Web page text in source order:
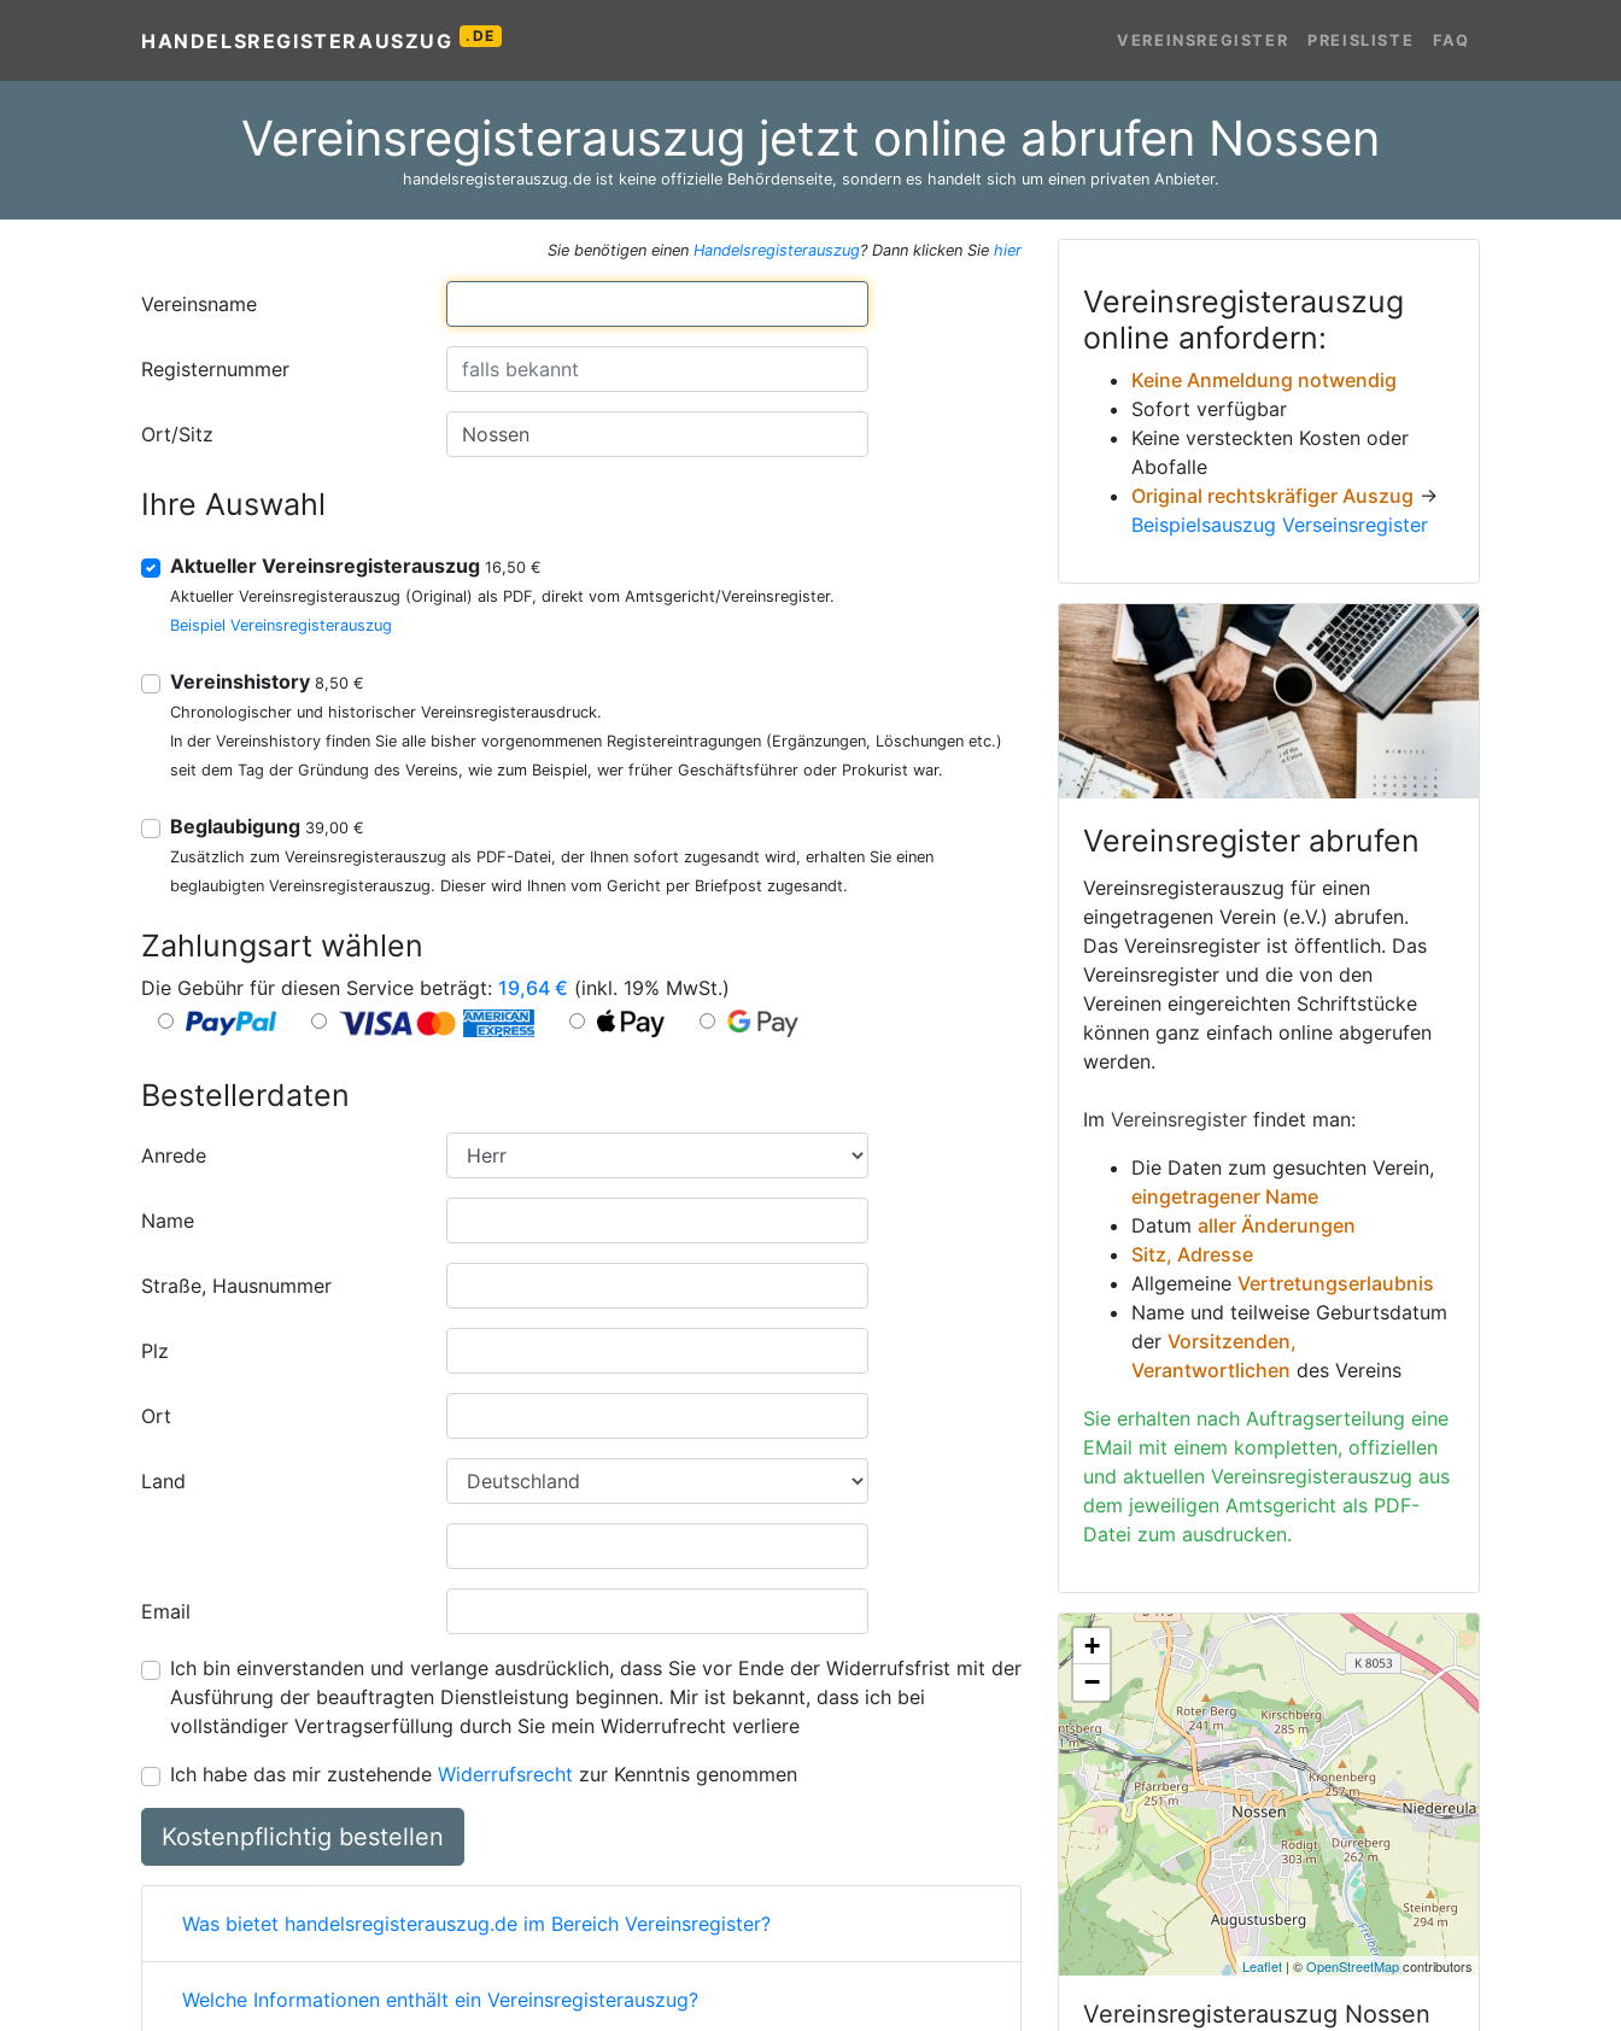
HANDELSREGISTERAUSZUG .DE VEREINSREGISTER PREISLISTE FAQ
Vereinsregisterauszug jetzt online abrufen Nossen
handelsregisterauszug.de ist keine offizielle Behördenseite, sondern es handelt sich um einen privaten Anbieter.
Sie benötigen einen Handelsregisterauszug? Dann klicken Sie hier
Vereinsname
Registernummer
Ort/Sitz
Ihre Auswahl
Aktueller Vereinsregisterauszug 16,50 €
Aktueller Vereinsregisterauszug (Original) als PDF, direkt vom Amtsgericht/Vereinsregister.
Beispiel Vereinsregisterauszug
Vereinshistory 8,50 €
Chronologischer und historischer Vereinsregisterausdruck.
In der Vereinshistory finden Sie alle bisher vorgenommenen Registereintragungen (Ergänzungen, Löschungen etc.)
seit dem Tag der Gründung des Vereins, wie zum Beispiel, wer früher Geschäftsführer oder Prokurist war.
Beglaubigung 39,00 €
Zusätzlich zum Vereinsregisterauszug als PDF-Datei, der Ihnen sofort zugesandt wird, erhalten Sie einen
beglaubigten Vereinsregisterauszug. Dieser wird Ihnen vom Gericht per Briefpost zugesandt.
Zahlungsart wählen
Die Gebühr für diesen Service beträgt: 19,64 € (inkl. 19% MwSt.)
Bestellerdaten
Anrede
Name
Straße, Hausnummer
Plz
Ort
Land
Email
Ich bin einverstanden und verlange ausdrücklich, dass Sie vor Ende der Widerrufsfrist mit der
Ausführung der beauftragten Dienstleistung beginnen. Mir ist bekannt, dass ich bei
vollständiger Vertragserfüllung durch Sie mein Widerrufrecht verliere
Ich habe das mir zustehende Widerrufsrecht zur Kenntnis genommen
Kostenpflichtig bestellen
Was bietet handelsregisterauszug.de im Bereich Vereinsregister?
Welche Informationen enthält ein Vereinsregisterauszug?
Vereinsregisterauszug
online anfordern:
Keine Anmeldung notwendig
Sofort verfügbar
Keine versteckten Kosten oder
Abofalle
Original rechtskräfiger Auszug →
Beispielsauszug Verseinsregister
Vereinsregister abrufen
Vereinsregisterauszug für einen
eingetragenen Verein (e.V.) abrufen.
Das Vereinsregister ist öffentlich. Das
Vereinsregister und die von den
Vereinen eingereichten Schriftstücke
können ganz einfach online abgerufen
werden.
Im Vereinsregister findet man:
Die Daten zum gesuchten Verein,
eingetragener Name
Datum aller Änderungen
Sitz, Adresse
Allgemeine Vertretungserlaubnis
Name und teilweise Geburtsdatum
der Vorsitzenden,
Verantwortlichen des Vereins
Sie erhalten nach Auftragserteilung eine
EMail mit einem kompletten, offiziellen
und aktuellen Vereinsregisterauszug aus
dem jeweiligen Amtsgericht als PDF-
Datei zum ausdrucken.
+
−
Leaflet | ©OpenStreetMapcontributors
Vereinsregisterauszug Nossen